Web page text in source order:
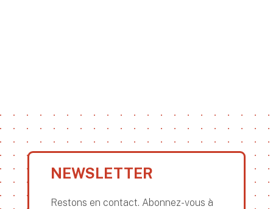
NEWSLETTER
Restons en contact. Abonnez-vous à